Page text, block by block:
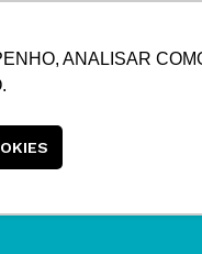
ANALISAR
CENTRAL DE